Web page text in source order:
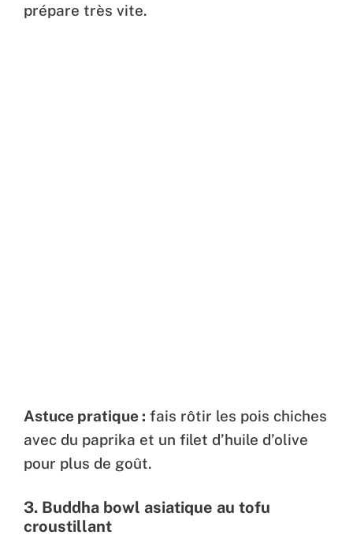
prépare très vite.
Astuce pratique : fais rôtir les pois chiches
avec du paprika et un filet d’huile d’olive
pour plus de goût.
3. Buddha bowl asiatique au tofu
croustillant